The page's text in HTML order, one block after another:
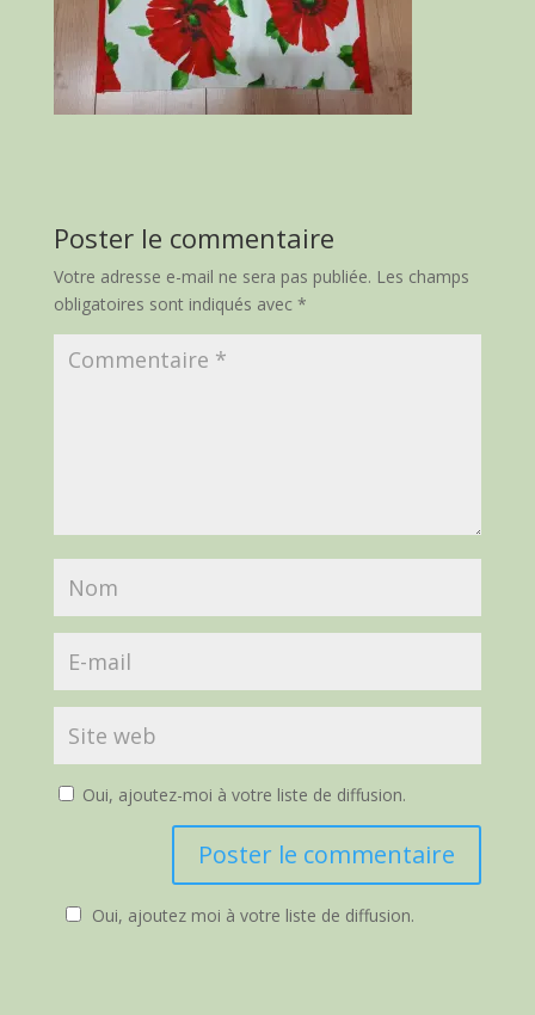
Poster le commentaire
Votre adresse e-mail ne sera pas publiée. Les champs
obligatoires sont indiqués avec *
Oui, ajoutez-moi à votre liste de diffusion.
Oui, ajoutez moi à votre liste de diffusion.